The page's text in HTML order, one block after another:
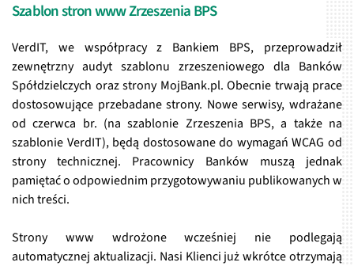
Szablon stron www Zrzeszenia BPS
VerdIT, we współpracy z Bankiem BPS, przeprowadził
zewnętrzny audyt szablonu zrzeszeniowego dla Banków
Spółdzielczych oraz strony MojBank.pl. Obecnie trwają prace
dostosowujące przebadane strony. Nowe serwisy, wdrażane
od czerwca br. (na szablonie Zrzeszenia BPS, a także na
szablonie VerdIT), będą dostosowane do wymagań WCAG od
strony technicznej. Pracownicy Banków muszą jednak
pamiętać o odpowiednim przygotowywaniu publikowanych w
nich treści.
Strony www wdrożone wcześniej nie podlegają
automatycznej aktualizacji. Nasi Klienci już wkrótce otrzymają